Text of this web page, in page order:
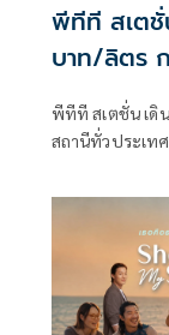
พีทีที สเตชั่
บาท/ลิตร
พีทีที สเตชั่น เดินหน้าขย
สถานีทั่วประเท
เวลาเร่งด่วน